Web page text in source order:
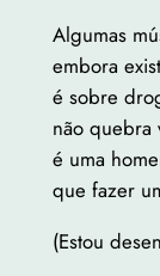
Algumas
embora
é sobre
não quebra
é uma
que fazer
(Estou